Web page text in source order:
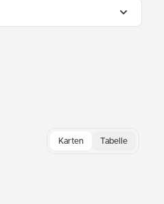
Karten Tabelle